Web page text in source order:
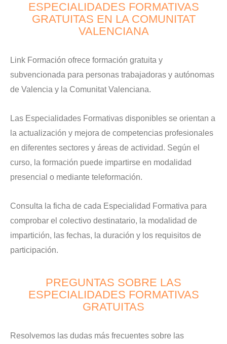
ESPECIALIDADES FORMATIVAS
GRATUITAS EN LA COMUNITAT
VALENCIANA
Link Formación ofrece formación gratuita y
subvencionada para personas trabajadoras y autónomas
de Valencia y la Comunitat Valenciana.
Las Especialidades Formativas disponibles se orientan a
la actualización y mejora de competencias profesionales
en diferentes sectores y áreas de actividad. Según el
curso, la formación puede impartirse en modalidad
presencial o mediante teleformación.
Consulta la ficha de cada Especialidad Formativa para
comprobar el colectivo destinatario, la modalidad de
impartición, las fechas, la duración y los requisitos de
participación.
PREGUNTAS SOBRE LAS
ESPECIALIDADES FORMATIVAS
GRATUITAS
Resolvemos las dudas más frecuentes sobre las